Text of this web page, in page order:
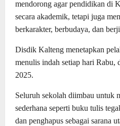
mendorong agar pendidikan di
secara akademik, tetapi juga
berkarakter, berbudaya, dan
‎Disdik Kalteng menetapkan
menulis indah setiap hari Rabu,
2025.
Seluruh sekolah diimbau untuk
sederhana seperti buku tulis
dan penghapus sebagai sarana